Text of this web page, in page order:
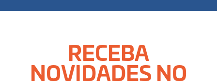
RECEBA
NOVIDADES NO